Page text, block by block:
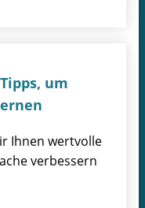
um
Ihnen wertvolle
verbessern